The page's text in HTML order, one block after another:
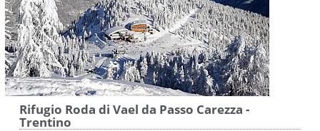
Rifugio Roda di Vael da Passo Carezza -
Trentino